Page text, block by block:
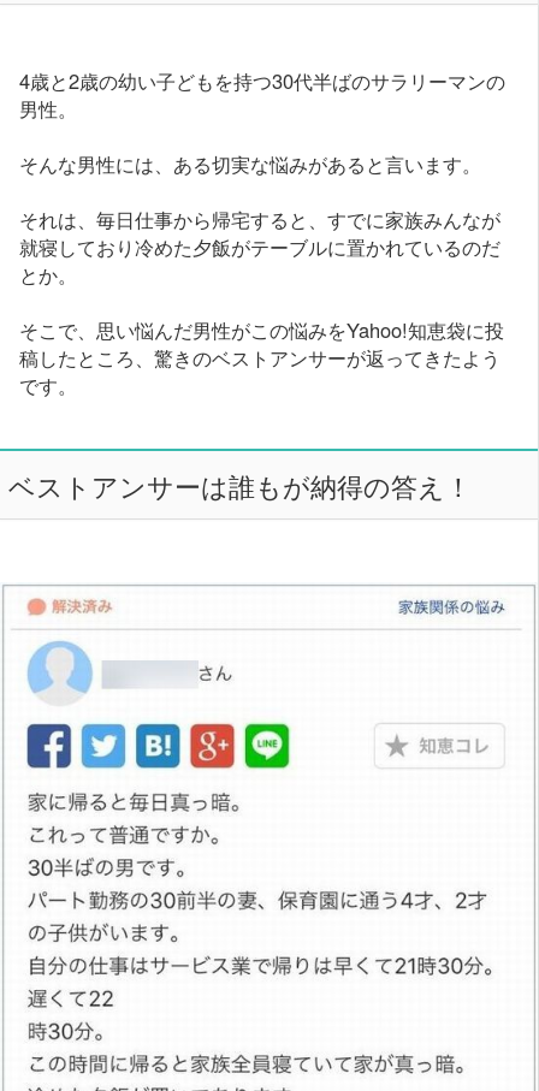
4歳と2歳の幼い子どもを持つ30代半ばのサラリーマンの
男性。
そんな男性には、ある切実な悩みがあると言います。
それは、毎日仕事から帰宅すると、すでに家族みんなが
就寝しており冷めた夕飯がテーブルに置かれているのだ
とか。
そこで、思い悩んだ男性がこの悩みをYahoo!知恵袋に投
稿したところ、驚きのベストアンサーが返ってきたよう
です。
ベストアンサーは誰もが納得の答え！